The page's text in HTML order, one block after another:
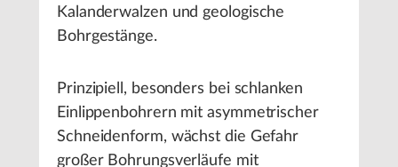
Kalanderwalzen und geologische
Bohrgestänge.
Prinzipiell, besonders bei schlanken
Einlippenbohrern mit asymmetrischer
Schneidenform, wächst die Gefahr
großer Bohrungsverläufe mit